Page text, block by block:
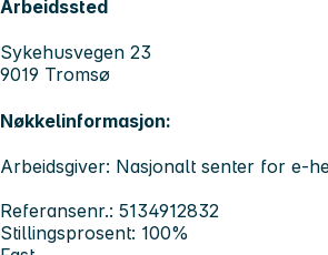
Arbeidssted
Sykehusvegen 23
9019 Tromsø
Nøkkelinformasjon:
Arbeidsgiver: Nasjonalt senter for e-
Referansenr.: 5134912832
Stillingsprosent: 100%